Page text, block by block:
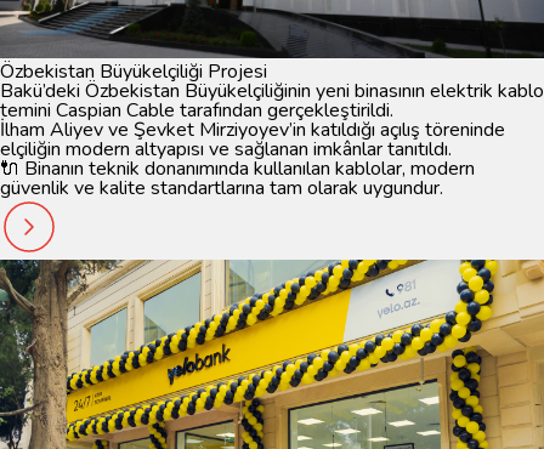
Özbekistan Büyükelçiliği Projesi
Bakü’deki Özbekistan Büyükelçiliğinin yeni binasının elektrik kablo
temini Caspian Cable tarafından gerçekleştirildi.
İlham Aliyev ve Şevket Mirziyoyev’in katıldığı açılış töreninde
elçiliğin modern altyapısı ve sağlanan imkânlar tanıtıldı.
🔌 Binanın teknik donanımında kullanılan kablolar, modern
güvenlik ve kalite standartlarına tam olarak uygundur.